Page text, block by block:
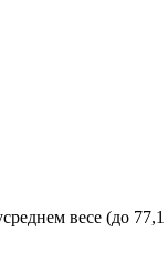
весе (до